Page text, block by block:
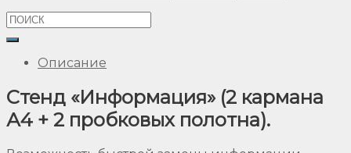
Описание
Стенд «Информация» (2 кармана
А4 + 2 пробковых полотна).